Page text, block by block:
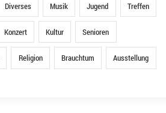
Diverses Musik Jugend Treffen
Konzert Kultur Senioren
Religion Brauchtum Ausstellung